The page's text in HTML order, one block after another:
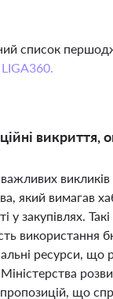
список
викриття,
який вимагав
у закупівлях.
використання
ресурси,
що